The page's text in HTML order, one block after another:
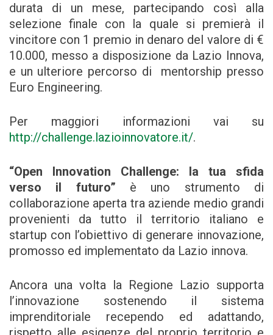
durata di un mese, partecipando così alla
selezione finale con la quale si premierà il
vincitore con 1 premio in denaro del valore di €
10.000, messo a disposizione da Lazio Innova,
e un ulteriore percorso di mentorship presso
Euro Engineering.
Per maggiori informazioni vai su
http://challenge.lazioinnovatore.it/.
“Open Innovation Challenge: la tua sfida
verso il futuro” è uno strumento di
collaborazione aperta tra aziende medio grandi
provenienti da tutto il territorio italiano e
startup con l’obiettivo di generare innovazione,
promosso ed implementato da Lazio innova.
Ancora una volta la Regione Lazio supporta
l’innovazione sostenendo il sistema
imprenditoriale recependo ed adattando,